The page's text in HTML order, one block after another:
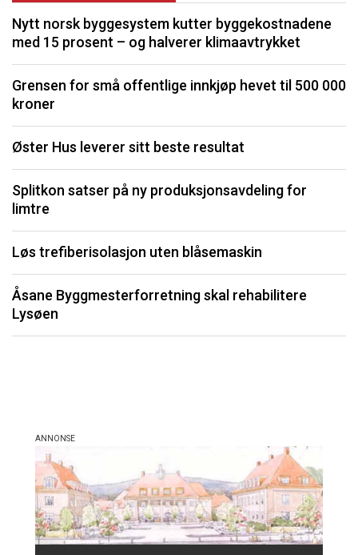
Nytt norsk byggesystem kutter byggekostnadene
med 15 prosent – og halverer klimaavtrykket
Grensen for små offentlige innkjøp hevet til 500 000
kroner
Øster Hus leverer sitt beste resultat
Splitkon satser på ny produksjonsavdeling for
limtre
Løs trefiberisolasjon uten blåsemaskin
Åsane Byggmesterforretning skal rehabilitere
Lysøen